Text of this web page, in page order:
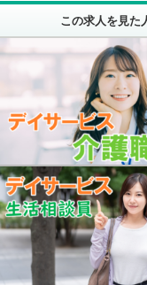
この求人を見た